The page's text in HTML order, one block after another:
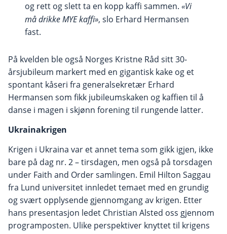
og rett og slett ta en kopp kaffi sammen.«Vi
må drikke MYE kaffi», slo Erhard Hermansen
fast.
På kvelden ble også Norges Kristne Råd sitt 30-
årsjubileum markert med en gigantisk kake og et
spontant kåseri fra generalsekretær Erhard
Hermansen som fikk jubileumskaken og kaffien til å
danse i magen i skjønn forening til rungende latter.
Ukrainakrigen
Krigen i Ukraina var et annet tema som gikk igjen, ikke
bare på dag nr. 2 – tirsdagen, men også på torsdagen
under Faith and Order samlingen. Emil Hilton Saggau
fra Lund universitet innledet temaet med en grundig
og svært opplysende gjennomgang av krigen. Etter
hans presentasjon ledet Christian Alsted oss gjennom
programposten. Ulike perspektiver knyttet til krigens